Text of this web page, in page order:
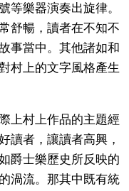
等樂器演奏出旋律。
舒暢，讀者在不知不
事當中。其他諸如和
村上的文字風格產生
上村上作品的主題經
讀者，讓讀者高興，
爵士樂歷史所反映的
渦流。那其中既有統